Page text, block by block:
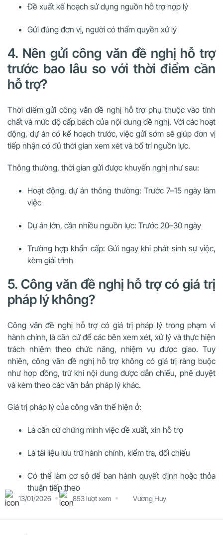
13/01/2026 853 lượt xem Vương Huy
Đề xuất kế hoạch sử dụng nguồn hỗ trợ hợp lý
Gửi đúng đơn vị, người có thẩm quyền xử lý
4. Nên gửi công văn đề nghị hỗ trợ
trước bao lâu so với thời điểm cần
hỗ trợ?
Thời điểm gửi công văn đề nghị hỗ trợ phụ thuộc vào tính
chất và mức độ cấp bách của nội dung đề nghị. Với các hoạt
động, dự án có kế hoạch trước, việc gửi sớm sẽ giúp đơn vị
tiếp nhận có đủ thời gian xem xét và bố trí nguồn lực.
Thông thường, thời gian gửi được khuyến nghị như sau:
Hoạt động, dự án thông thường: Trước 7–15 ngày làm
việc
Dự án lớn, cần nhiều nguồn lực: Trước 20–30 ngày
Trường hợp khẩn cấp: Gửi ngay khi phát sinh sự việc,
kèm giải trình
5. Công văn đề nghị hỗ trợ có giá trị
pháp lý không?
Công văn đề nghị hỗ trợ có giá trị pháp lý trong phạm vi
hành chính, là căn cứ để các bên xem xét, xử lý và thực hiện
trách nhiệm theo chức năng, nhiệm vụ được giao. Tuy
nhiên, công văn đề nghị hỗ trợ không có giá trị ràng buộc
như hợp đồng, trừ khi nội dung được dẫn chiếu, phê duyệt
và kèm theo các văn bản pháp lý khác.
Giá trị pháp lý của công văn thể hiện ở:
Là căn cứ chứng minh việc đề xuất, xin hỗ trợ
Là tài liệu lưu trữ hành chính, kiểm tra, đối chiếu
Có thể làm cơ sở để ban hành quyết định hoặc thỏa
thuận tiếp theo